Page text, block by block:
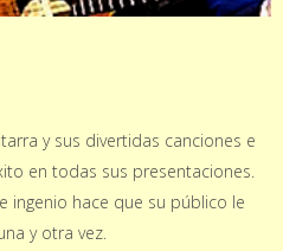
y sus divertidas canciones e
en todas sus presentaciones.
ingenio hace que su público le
y otra vez.